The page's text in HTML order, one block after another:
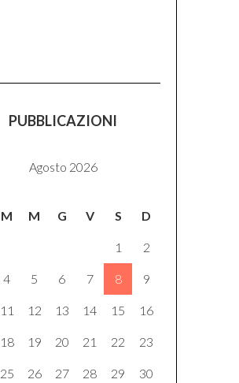
PUBBLICAZIONI
Agosto 2026
M M G V S D
1 2
4 5 6 7 8 9
11 12 13 14 15 16
18 19 20 21 22 23
25 26 27 28 29 30